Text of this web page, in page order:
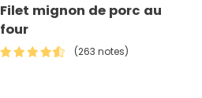
Filet mignon de porc au
four
(263 notes)